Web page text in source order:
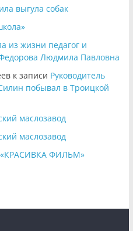
выгула собак
из жизни педагог и
Людмила Павловна
к записи Руководитель
побывал в Троицкой
маслозавод
маслозавод
«КРАСИВКА ФИЛЬМ»